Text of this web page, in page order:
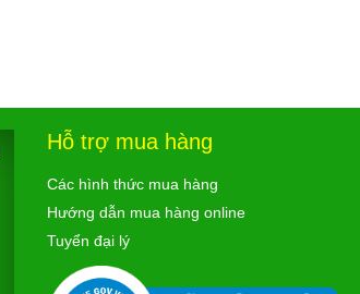
Hỗ trợ mua hàng
Các hình thức mua hàng
Hướng dẫn mua hàng online
Tuyển đại lý